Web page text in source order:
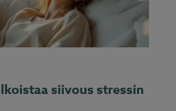
siivous stressin